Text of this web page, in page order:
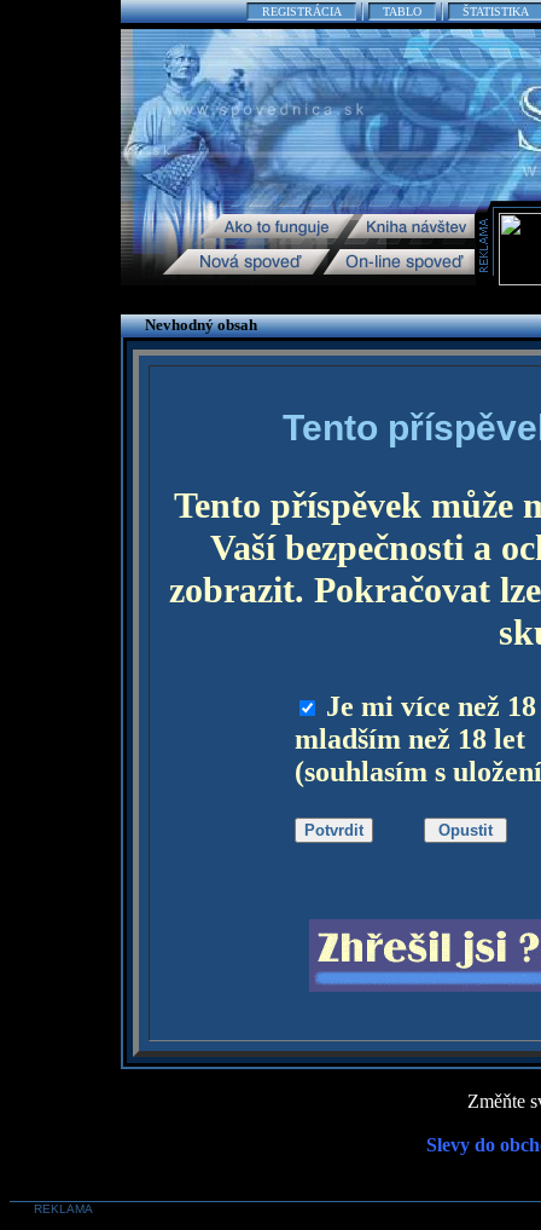
REGISTRÁCIA TABLO ŠTATISTIKA
Nevhodný obsah
Tento
Tento příspěvek může
Vaší bezpečnosti a
zobrazit. Pokračovat
Je mi více než
mladším než 18 let
(souhlasím s
Změňte
Slevy do
REKLAMA